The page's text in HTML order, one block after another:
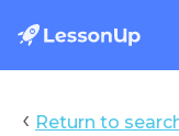
‹ Return to